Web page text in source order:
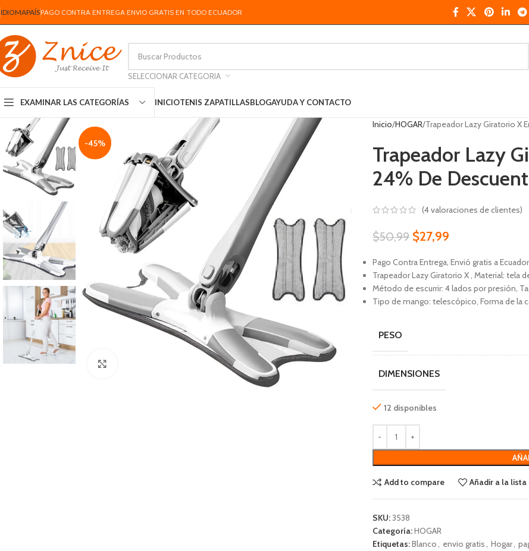
IDIOMAPAÍSPAGO CONTRA ENTREGA ENVIO GRATIS EN TODO ECUADOR
SELECCIONAR CATEGORIA
EXAMINAR LAS CATEGORÍAS INICIOTENIS ZAPATILLASBLOGAYUDA Y CONTACTO
-45%
Inicio HOGAR Trapeador Lazy Giratorio X
Trapeador Lazy
24% De
(4valoraciones de clientes)
$50,99 $27,99
Pago Contra Entrega, Envió gratis a
Trapeador Lazy Giratorio X , Material: tela
Método de escurrir: 4 lados por presión,
Tipo de mango: telescópico, Forma de la
PESO
DIMENSIONES
12 disponibles
Add to compare Añadir a la lista
SKU:3538
Categoría:HOGAR
Etiquetas:Blanco envio gratis Hogar